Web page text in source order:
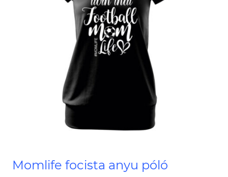
Momlife focista anyu póló